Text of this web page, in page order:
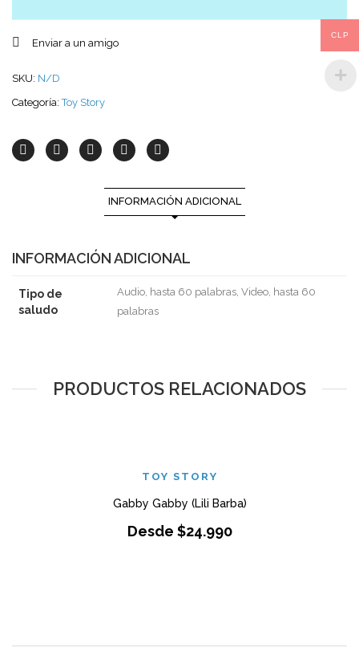
Enviar a un amigo
SKU: N/D
Categoría:Toy Story
INFORMACIÓN ADICIONAL
INFORMACIÓN ADICIONAL
Tipo de
saludo
Audio, hasta 60 palabras, Video, hasta 60
palabras
PRODUCTOS RELACIONADOS
TOY STORY
Gabby Gabby (Lili Barba)
Desde $24.990
CLP